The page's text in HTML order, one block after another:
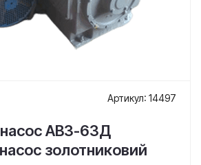
Артикул: 14497
АВЗ-63Д
золотниковий